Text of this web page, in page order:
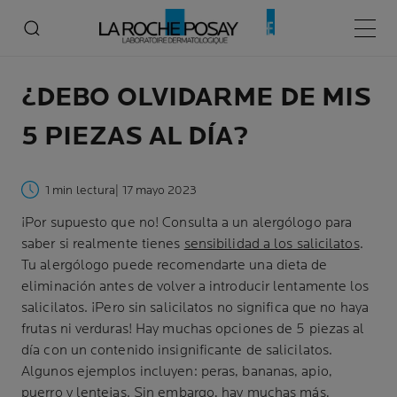
Menú
¿DEBO OLVIDARME DE MIS
5 PIEZAS AL DÍA?
1 min lectura | 17 mayo 2023
¡Por supuesto que no! Consulta a un alergólogo para
saber si realmente tienes sensibilidad a los salicilatos.
Tu alergólogo puede recomendarte una dieta de
eliminación antes de volver a introducir lentamente los
salicilatos. ¡Pero sin salicilatos no significa que no haya
frutas ni verduras! Hay muchas opciones de 5 piezas al
día con un contenido insignificante de salicilatos.
Algunos ejemplos incluyen: peras, bananas, apio,
puerro y lentejas. Sin embargo, hay muchas más,